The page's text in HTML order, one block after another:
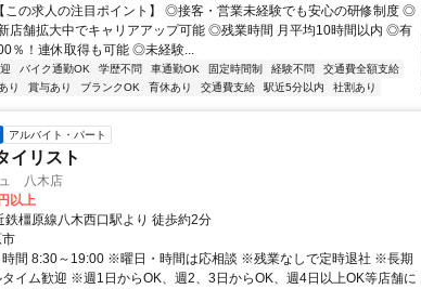
この求人の注目ポイント】 ◎接客・営業未経験でも安心の研修制度 ◎
店舗拡大中でキャリアアップ可能 ◎残業時間 月平均10時間以内 ◎有
％！連休取得も可能 ◎未経験...
バイク通勤OK 学歴不問 車通勤OK 固定時間制 経験不問
交通費全額支給
り 賞与あり ブランクOK 育休あり 交通費支給 駅近5分以内 社割あり
アルバイト・パート
イリスト
八木店
以上
鉄橿原線八木西口駅より 徒歩約2分
時間 8:30～19:00 ※曜日・時間は応相談 ※残業なしで定時退社 ※長期
イム歓迎 ※週1日からOK、週2、3日からOK、週4日以上OK等店舗に